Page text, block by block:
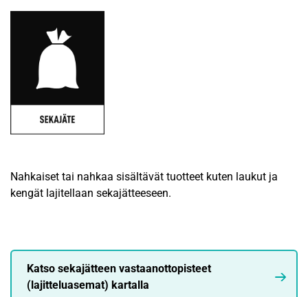
Nahkaiset tai nahkaa sisältävät tuotteet kuten laukut ja
kengät lajitellaan sekajätteeseen.
Katso sekajätteen vastaanottopisteet
(lajitteluasemat) kartalla